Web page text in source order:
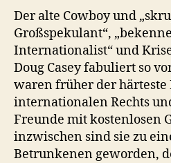
Der alte Cowboy und
Großspekulant“,
Internationalist“ und
Doug Casey fabuliert so
waren früher der härteste
internationalen Rechts
Freunde mit kostenlosen
inzwischen sind sie zu
Betrunkenen geworden,